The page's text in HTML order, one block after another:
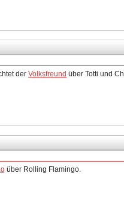
der Volksfreund über Totti und
über Rolling Flamingo.